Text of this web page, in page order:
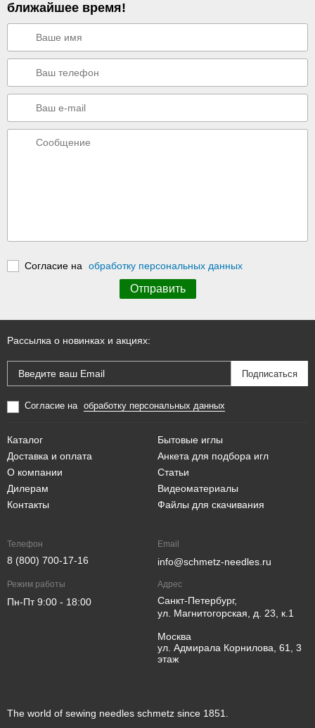
ближайшее время!
Согласие на обработку персональных данных
The world of sewing needles schmetz since 1851.
Рассылка о новинках и акциях:
Согласие на обработку персональных данных
Каталог
Доставка и оплата
О компании
Дилерам
Контакты
Бытовые иглы
Анкета для подбора игл
Статьи
Видеоматериалы
Файлы для скачивания
Телефон
8 (800) 700-17-16
Email
info@schmetz-needles.ru
Режим работы
Пн-Пт 9:00 - 18:00
Адрес
Санкт-Петербург,
ул. Магнитогорская, д. 23, к.1
Москва
ул. Адмирала Корнилова, 61, 3
этаж